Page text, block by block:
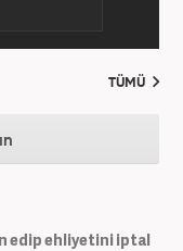
TÜMÜ
edip ehliyetini iptal